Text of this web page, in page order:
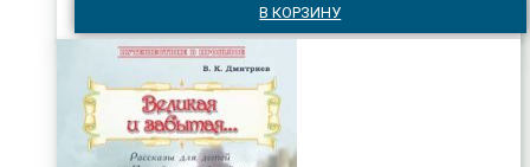
В КОРЗИНУ